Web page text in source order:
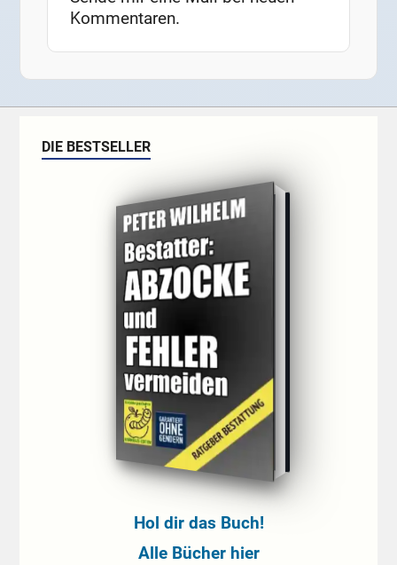
Kommentaren.
DIE BESTSELLER
Hol dir das Buch!
Alle Bücher hier